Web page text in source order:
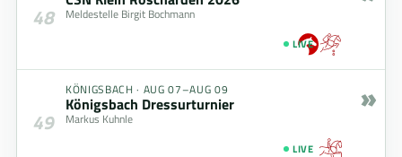
48 Meldestelle Birgit Bochmann
LIVE
49
KÖNIGSBACH · AUG 07–AUG 09
Königsbach Dressurturnier
Markus Kuhnle
LIVE
»